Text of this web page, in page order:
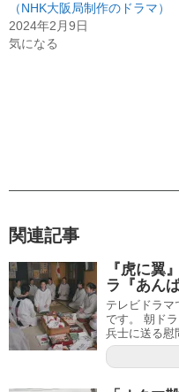
（NHK大阪局制作のドラマ）
2024年2月9日
気になる
関連記事
『虎に翼
ラ『あん
テレビドラマ
です。 朝ド
兵士に送る慰